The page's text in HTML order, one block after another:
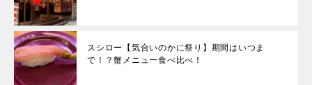
スシロー【気合いのかに祭り】期間はいつま
で！？蟹メニュー食べ比べ！